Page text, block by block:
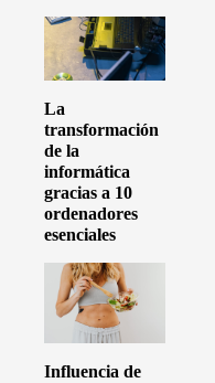
La
transformación
de la
informática
gracias a 10
ordenadores
esenciales
Influencia de